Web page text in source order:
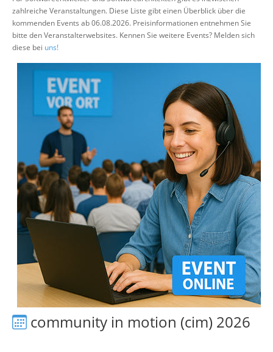
Suche
zahlreiche Veranstaltungen. Diese Liste gibt einen Überblick über die
kommenden Events ab 06.08.2026. Preisinformationen entnehmen Sie
bitte den Veranstalterwebsites. Kennen Sie weitere Events? Melden sich
diese bei uns!
community in motion (cim) 2026